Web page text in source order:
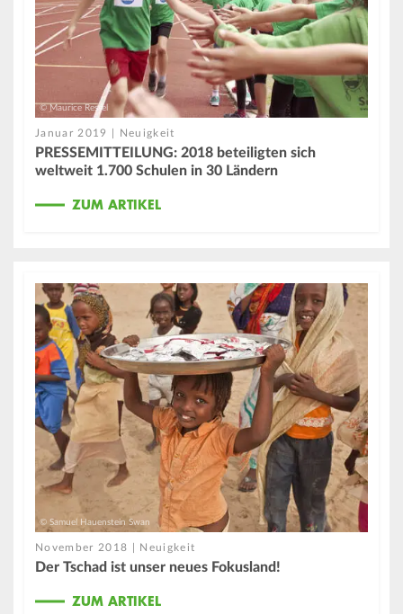
© Maurice Ressel
Januar 2019 | Neuigkeit
PRESSEMITTEILUNG: 2018 beteiligten sich
weltweit 1.700 Schulen in 30 Ländern
ZUM ARTIKEL
© Samuel Hauenstein Swan
November 2018 | Neuigkeit
Der Tschad ist unser neues Fokusland!
ZUM ARTIKEL